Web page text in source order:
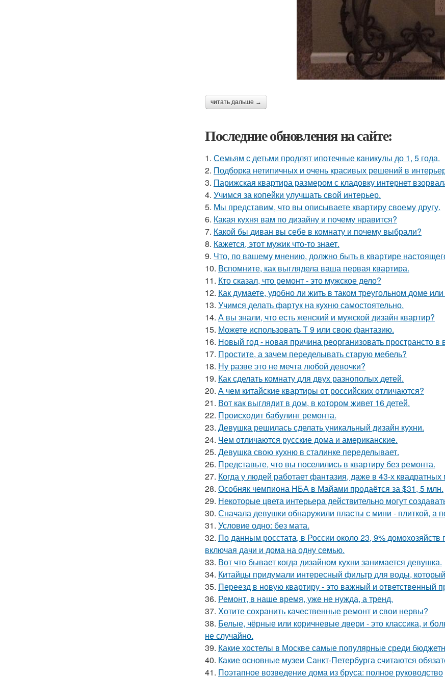
читать дальше →
Последние обновления на сайте:
1. Семьям с детьми продлят ипотечные каникулы до 1, 5 года.
2. Подборка нетипичных и очень красивых решений в
3. Парижская квартира размером с кладовку интернет
4. Учимся за копейки улучшать свой интерьер.
5. Мы представим, что вы описываете квартиру своему другу.
6. Какая кухня вам по дизайну и почему нравится?
7. Какой бы диван вы себе в комнату и почему выбрали?
8. Кажется, этот мужик что-то знает.
9. Что, по вашему мнению, должно быть в квартире
10. Вспомните, как выглядела ваша первая квартира.
11. Кто сказал, что ремонт - это мужское дело?
12. Как думаете, удобно ли жить в таком треугольном доме
13. Учимся делать фартук на кухню самостоятельно.
14. А вы знали, что есть женский и мужской дизайн квартир?
15. Можете использовать Т 9 или свою фантазию.
16. Новый год - новая причина реорганизовать пространсто в
17. Простите, а зачем переделывать старую мебель?
18. Ну разве это не мечта любой девочки?
19. Как сделать комнату для двух разнополых детей.
20. А чем китайские квартиры от российских отличаются?
21. Вот как выглядит в дом, в котором живет 16 детей.
22. Происходит бабулинг ремонта.
23. Девушка решилась сделать уникальный дизайн кухни.
24. Чем отличаются русские дома и американские.
25. Девушка свою кухню в сталинке переделывает.
26. Представьте, что вы поселились в квартиру без ремонта.
27. Когда у людей работает фантазия, даже в 43-х
28. Особняк чемпиона НБА в Майами продаётся за $31, 5 млн.
29. Некоторые цвета интерьера действительно могут
30. Сначала девушки обнаружили пласты с мини - плиткой, а
31. Условие одно: без мата.
32. По данным росстата, в России около 23, 9%
включая дачи и дома на одну семью.
33. Вот что бывает когда дизайном кухни занимается девушка.
34. Китайцы придумали интересный фильтр для воды,
35. Переезд в новую квартиру - это важный и ответственный
36. Ремонт, в наше время, уже не нужда, а тренд.
37. Хотите сохранить качественные ремонт и свои нервы?
38. Белые, чёрные или коричневые двери - это классика, и
не случайно.
39. Какие хостелы в Москве самые популярные среди
40. Какие основные музеи Санкт-Петербурга считаются
41. Поэтапное возведение дома из бруса: полное руководство